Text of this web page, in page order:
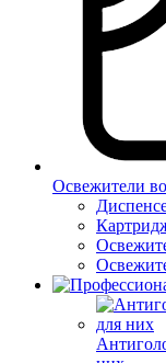
Освежители